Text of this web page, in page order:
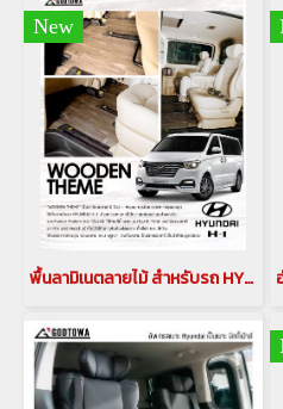
New
พื้นลามิเนตลายไม้ สำหรับรถ HYUNDAI H1 Laminate floor ฮุนได H1 พื้นลามิเนต ฮุนได